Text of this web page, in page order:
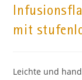
mit
Leichte und